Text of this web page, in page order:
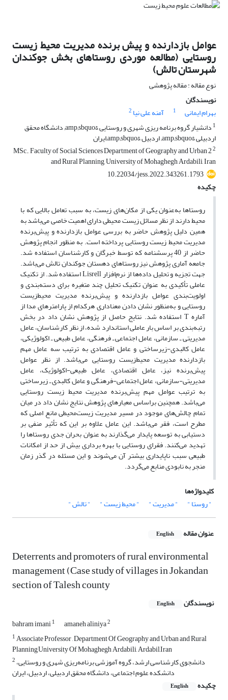
عوامل بازدارنده و پیش برنده مدیریت محیط زیست
روستایی (مطالعه موردی روستاهای بخش جوکندان
شهرستان تالش)
نوع مقاله : مقاله پژوهشی
نویسندگان
بهرام ایمانی
1 آمنه علی نیا 2
1
دانشیار گروه برنامه ریزی شهری و روستایی &amp;sbquo; دانشگاه محقق
اردبیلی &amp;sbquo; اردبیل &amp;sbquo;ایران
2
2 MSc., Faculty of Social Sciences Department of Geography and Urban
and Rural Planning, University of Mohaghegh Ardabili, Iran
10.22034/jess.2022.343261.1793
چکیده
روستاها به‌عنوان یکی از مکان‌های زیست، به سبب تعامل بالایی که با
محیط دارند از نظر مسائل زیست محیطی دارای اهمیت خاصی می‌باشد به
همین دلیل پژوهش حاضر به بررسی عوامل بازدارنده و پیش‌برنده
مدیریت محیط زیست روستایی پرداخته است. به منظور انجام پژوهش
حاضر از 40 پرسشنامه که توسط خبرگان و کارشناسان استفاده شد.
جامعه آماری پژوهش نیز روستاهای دهستان جوکندان تالش می‌باشد.
جهت تجزیه و تحلیل داده‌ها از نرم‌افزار Lisrell استفاده شد. از تکنیک
عاملی تأکیدی به عنوان تکنیک تحلیل چند متغیره برای دسته‌بندی و
اولویت‌بندی عوامل بازدارنده و پیش‌برنده مدیریت محیط‌زیست
روستایی و به‌منظور نشان دادن معناداری هرکدام از پارامترهای مدا از
آماره T استفاده شد. نتایج حاصل از پژوهش نشان داد در بخش
رتبه‌بندی بر اساس بار عاملی استاندارد شده، از نظر کارشناسان، عامل
مدیریتی ـ سازمانی، عامل اجتماعی ـ فرهنگی، عامل طبیعی ـ اکولوژیکی،
عامل کالبدی-زیرساختی و عامل اقتصادی به ترتیب سه عامل مهم
بازدارنده مدیریت محیط‌زیست روستایی می‌باشد. از نظر عوامل
پیش‌برنده نیز، عامل اقتصادی، عامل طبیعی-اکولوژیک، عامل
مدیریتی-سازمانی، عامل اجتماعی-فرهنگی و عامل کالبدی ـ زیرساختی
به ترتیب عوامل مهم پیش‌برنده مدیریت محیط زیست روستایی
می‌باشد. همچنین براساس معیارهای پژوهش نتایج نشان داد در میان
تمام چالش‌های موجود در مسیر مدیریت زیست‌محیطی مانع اصلی که
مطرح است، فقر می‌باشد. این عامل علاوه بر این که تأثیر منفی بر
دستیابی به توسعه پایدار می‌گذارند به عنوان بحران جدی روستاها را
تهدید می‌کنند. فقرای روستایی با بهره برداری بیش از حد از امکانات
طبیعی سبب ناپایداری بیشتر آن می‌شوند و این مسئله در گذر زمان
منجر به نابودی منابع می‌گردد.
کلیدواژه‌ها
" روستا "
" مدیریت " " محیط زیست " " تالش "
عنوان مقاله English
Deterrents and promoters of rural environmental
management (Case study of villages in Jokandan
section of Talesh county
نویسندگان English
bahram imani1 amaneh aliniya2
1Associate Professor , Department Of Geography and Urban and Rural
Planning,University Of Mohaghegh Ardabili, Ardabil,Iran
2
دانشکده علوم اجتماعی، دانشگاه محقق اردبیلی، اردبیل، ایران
چکیده
English